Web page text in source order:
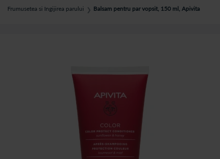
Frumusetea si Ingijirea parului ❯ Balsam pentru par vopsit, 150 ml, Apivita